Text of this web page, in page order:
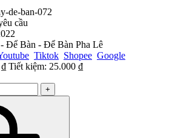
de-ban-072
cầu
Để Bàn - Để Bàn Pha Lê
Tiktok Shopee Google
Tiết kiệm: 25.000 ₫
+